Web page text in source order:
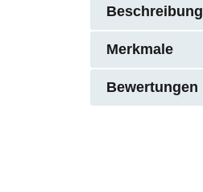
Beschreibung
Merkmale
Bewertungen